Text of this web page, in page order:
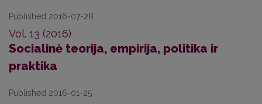
Published 2016-07-28
Vol. 13 (2016)
Socialinė teorija, empirija, politika ir
praktika
Published 2016-01-25